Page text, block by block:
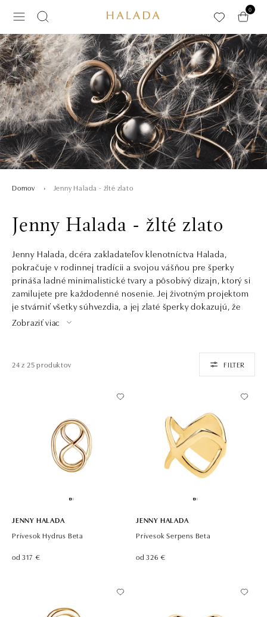
0
Domov Jenny Halada - žlté zlato
Jenny Halada - žlté zlato
Jenny Halada, dcéra zakladateľov klenotníctva Halada,
pokračuje v rodinnej tradícii a svojou vášňou pre šperky
prináša ladné minimalistické tvary a pôsobivý dizajn, ktorý si
zamilujete pre každodenné nosenie. Jej životným projektom
je stvárniť všetky súhvezdia, a jej zlaté šperky dokazujú, že
jednoduchosť môže byť ohromujúca.
Zobraziť viac
24 z 25 produktov FILTER
JENNY HALADA
Prívesok Hydrus Beta
od 317 €
JENNY HALADA
Prívesok Serpens Beta
od 326 €